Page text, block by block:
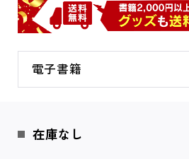
電子書籍
在庫なし